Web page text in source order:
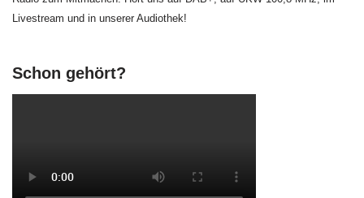
Livestream und in unserer Audiothek!
Schon gehört?